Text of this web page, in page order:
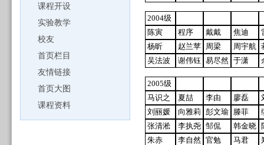
课程开设
实验教学
校友
首页栏目
友情链接
首页大图
课程资料
2004级
陈寅
程序 戴戴 焦迪
杨昕
赵兰苹 周梁 周宇航
吴法波
谢伟钰 易尽然 于潇
2005级
马识之
夏喆 李由 廖磊
刘丽媛
向雅莉 彭文瑜 滕菲
张清淞
李执尧 邹侃 韩金晓
朱赤
李自然 官勉 马君